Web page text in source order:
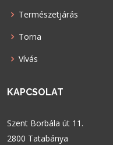
Természetjárás
Torna
Vívás
KAPCSOLAT
Szent Borbála út 11.
2800 Tatabánya